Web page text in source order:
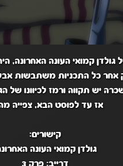
לכולם כאן מאיה שוב עם פרק 3 של גולדן
אחר כל התכניות משתבשות אבל
יש תקווה ורמז לכיוונו של
אז עד לפוסט הבא, צפייה
קישורים:
גולדן קמואי העונה
דרייב:פרק 3